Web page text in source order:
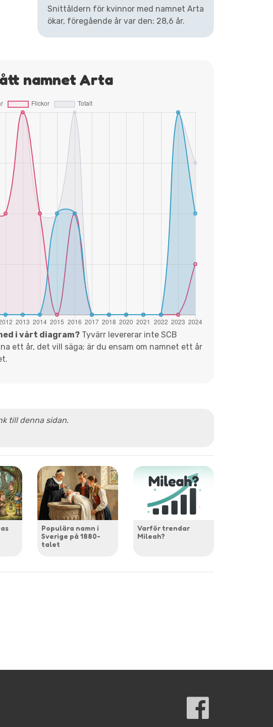
Snittåldern för kvinnor med namnet Arta
ökar, föregående år var den: 28,6 år.
namnet Arta
i vårt diagram?Tyvärr levererar inte SCB
ett år, det vill säga; är du ensam om namnet ett år
till denna sidan.
Populära namn i
Sverige på 1880-
talet
Varför trendar
Mileah?